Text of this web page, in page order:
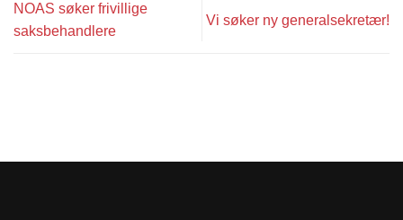
NOAS søker frivillige
saksbehandlere
Vi søker ny generalsekretær!